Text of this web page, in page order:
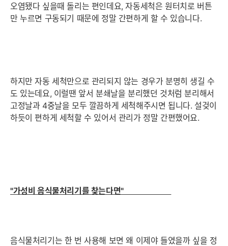
오염됐다 싶을때 돌리는 편인데요, 자동세척은 원터치로 버튼
만 누르면 구동되기 때문에 정말 간편하게 할 수 있습니다.
하지만 자동 세척만으로 관리되지 않는 경우가 분명히 생길 수
도 있는데요, 이럴땐 앞서 분쇄날을 분리했던 것처럼 분리해서
고정날과 4중날을 모두 깔끔하게 세척해주시면 됩니다. 설겆이
하듯이 편하게 세척할 수 있어서 관리가 정말 간편했어요.
"가성비 음식물처리기를 찾는다면"
음식물처리기는 한 번 사용해 보면 왜 이제야 들였을까 싶을 정